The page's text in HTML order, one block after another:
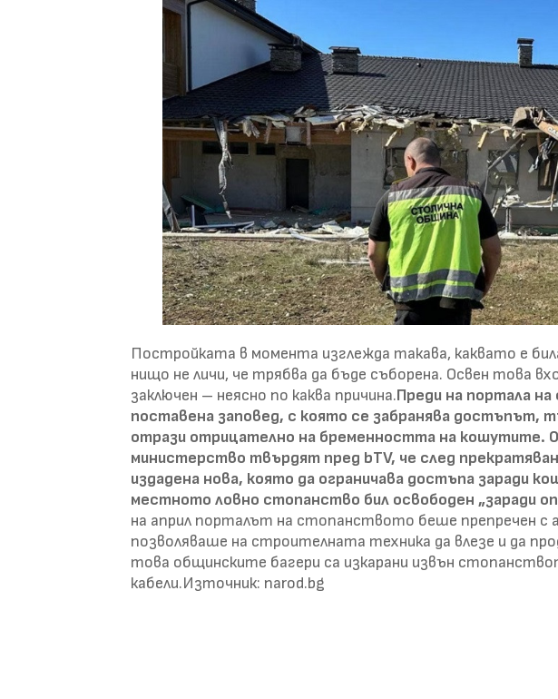
Постройката в момента изглежда такава, каквато е
нищо не личи, че трябва да бъде съборена. Освен това
заключен – неясно по каква причина.Преди на портала
поставена заповед, с която се забранява достъпът,
отрази отрицателно на бременността на кошутите.
министерство твърдят пред bTV, че след
издадена нова, която да ограничава достъпа заради
местното ловно стопанство бил освободен „заради
на април порталът на стопанството беше препречен с
позволяваше на строителната техника да влезе и да
това общинските багери са изкарани извън
кабели.Източник: narod.bg